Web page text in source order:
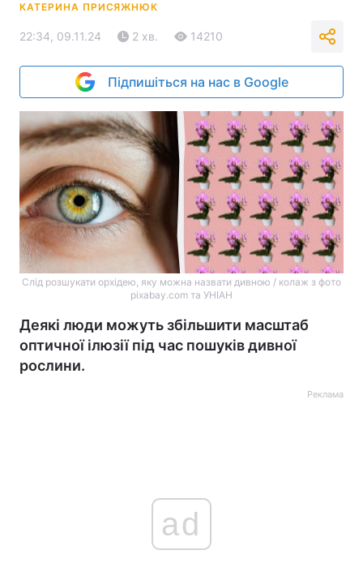
КАТЕРИНА ПРИСЯЖНЮК
22:34, 09.11.24 2 хв. 14210
Підпишіться на нас в Google
Слід розшукати орхідею, яку можна назвати дивною / колаж з фото
pixabay.com та УНІАН
Деякі люди можуть збільшити масштаб
оптичної ілюзії під час пошуків дивної
рослини.
Реклама
ad